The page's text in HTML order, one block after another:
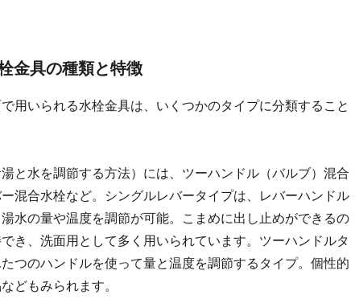
金具の種類と特徴
用いられる水栓金具は、いくつかのタイプに分類すること
と水を調節する方法）には、ツーハンドル（バルブ）混合
混合水栓など。シングルレバータイプは、レバーハンドル
水の量や温度を調節が可能。こまめに出し止めができるの
き、洗面用として多く用いられています。ツーハンドルタ
つのハンドルを使って量と温度を調節するタイプ。個性的
どもみられます。